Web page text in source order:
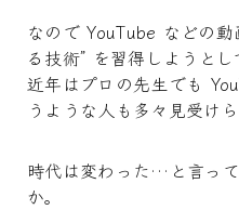
なので YouTube などの
る技術” を習得しようとし
近年はプロの先生でも
うような人も多々見受けら
時代は変わった…と言っ
か。